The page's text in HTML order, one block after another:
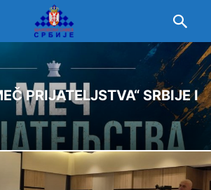
PRIJATELJSTVA“ SRBIJE I